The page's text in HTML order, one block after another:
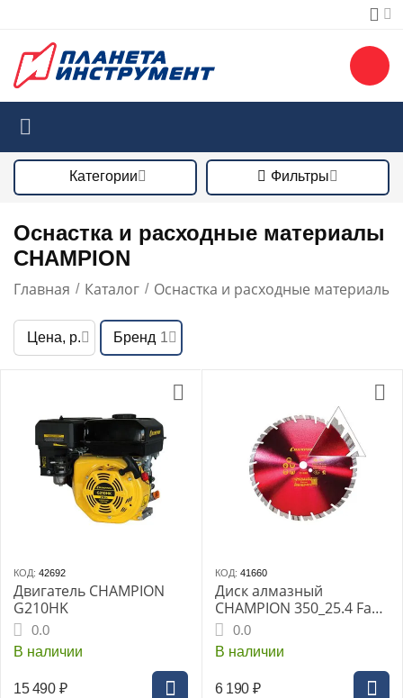
Категории Фильтры
Оснастка и расходные материалы
CHAMPION
Главная / Каталог / Оснастка и расходные материалы
Цена, р. Бренд 1
КОД: 42692
Двигатель CHAMPION
G210HK
0.0
В наличии
15 490 ₽
КОД: 41660
Диск алмазный
CHAMPION 350_25.4 Fast
Gripper
0.0
В наличии
6 190 ₽